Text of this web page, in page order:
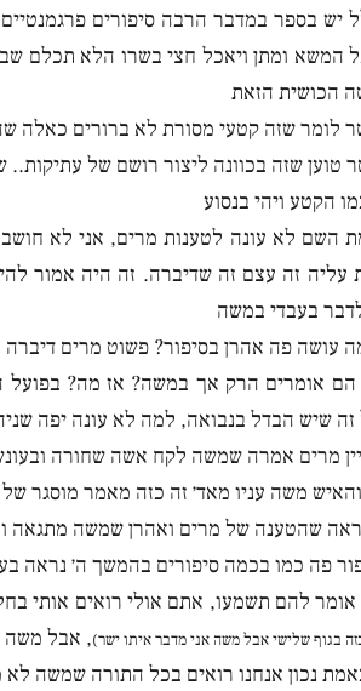
יש בספר במדבר הרבה סיפורים
המשא ומתן ויאכל חצי בשרו הלא תכלם
הכושית הזאת
לומר שזה קטעי מסורת לא ברורים כאלה
טוען שזה בכוונה ליצור רושם של עתיקות..
הקטע ויהי בנסוע
השם לא עונה לטענות מרים, אני לא
עליה זה עצם זה שדיברה. זה היה אמור
בעבדי במשה
עושה פה אהרן בסיפור? פשוט מרים דיברה
הם אומרים הרק אך במשה? אז מה? בפועל
זה שיש הבדל בנבואה, למה לא עונה יפה
מרים אמרה שמשה לקח אשה שחורה
משה עניו מאד׳ זה כזה מאמר מוסגר
שהטענה של מרים ואהרן שמשה מתגאה
פה כמו בכמה סיפורים בהמשך ה׳ נראה
אומר להם תשמעו, אתם אולי רואים אותי
בגוף שלישי אבל משה אני מדבר איתו ישר), אבל משה
נכון אנחנו רואים בכל התורה שמשה